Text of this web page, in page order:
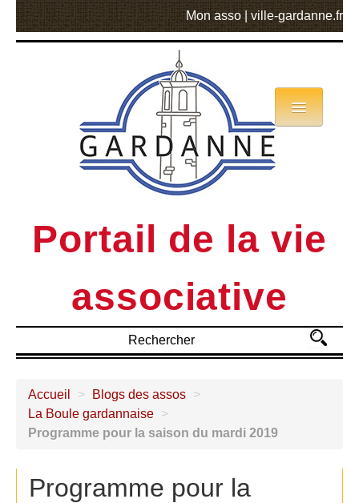
Mon asso ville-gardanne.fr
Portail de la vie
associative
Annuaire
Actualités
MVA
Accueil > Blogs des assos >
La Boule gardannaise >
Programme pour la saison du mardi 2019
Programme pour la